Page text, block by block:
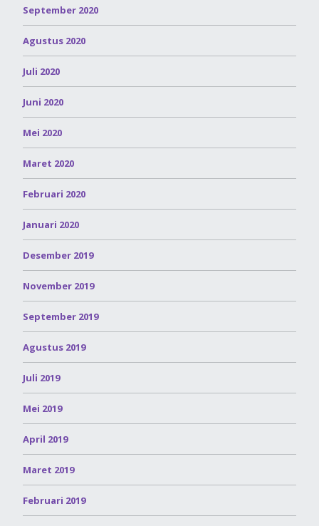
September 2020
Agustus 2020
Juli 2020
Juni 2020
Mei 2020
Maret 2020
Februari 2020
Januari 2020
Desember 2019
November 2019
September 2019
Agustus 2019
Juli 2019
Mei 2019
April 2019
Maret 2019
Februari 2019